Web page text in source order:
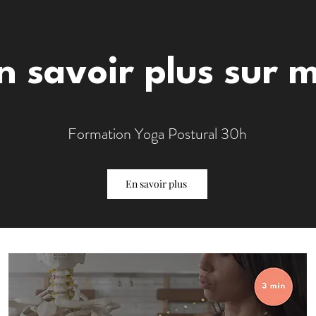
savoir plus sur
​Formation Yoga Postural 30h
En savoir plus